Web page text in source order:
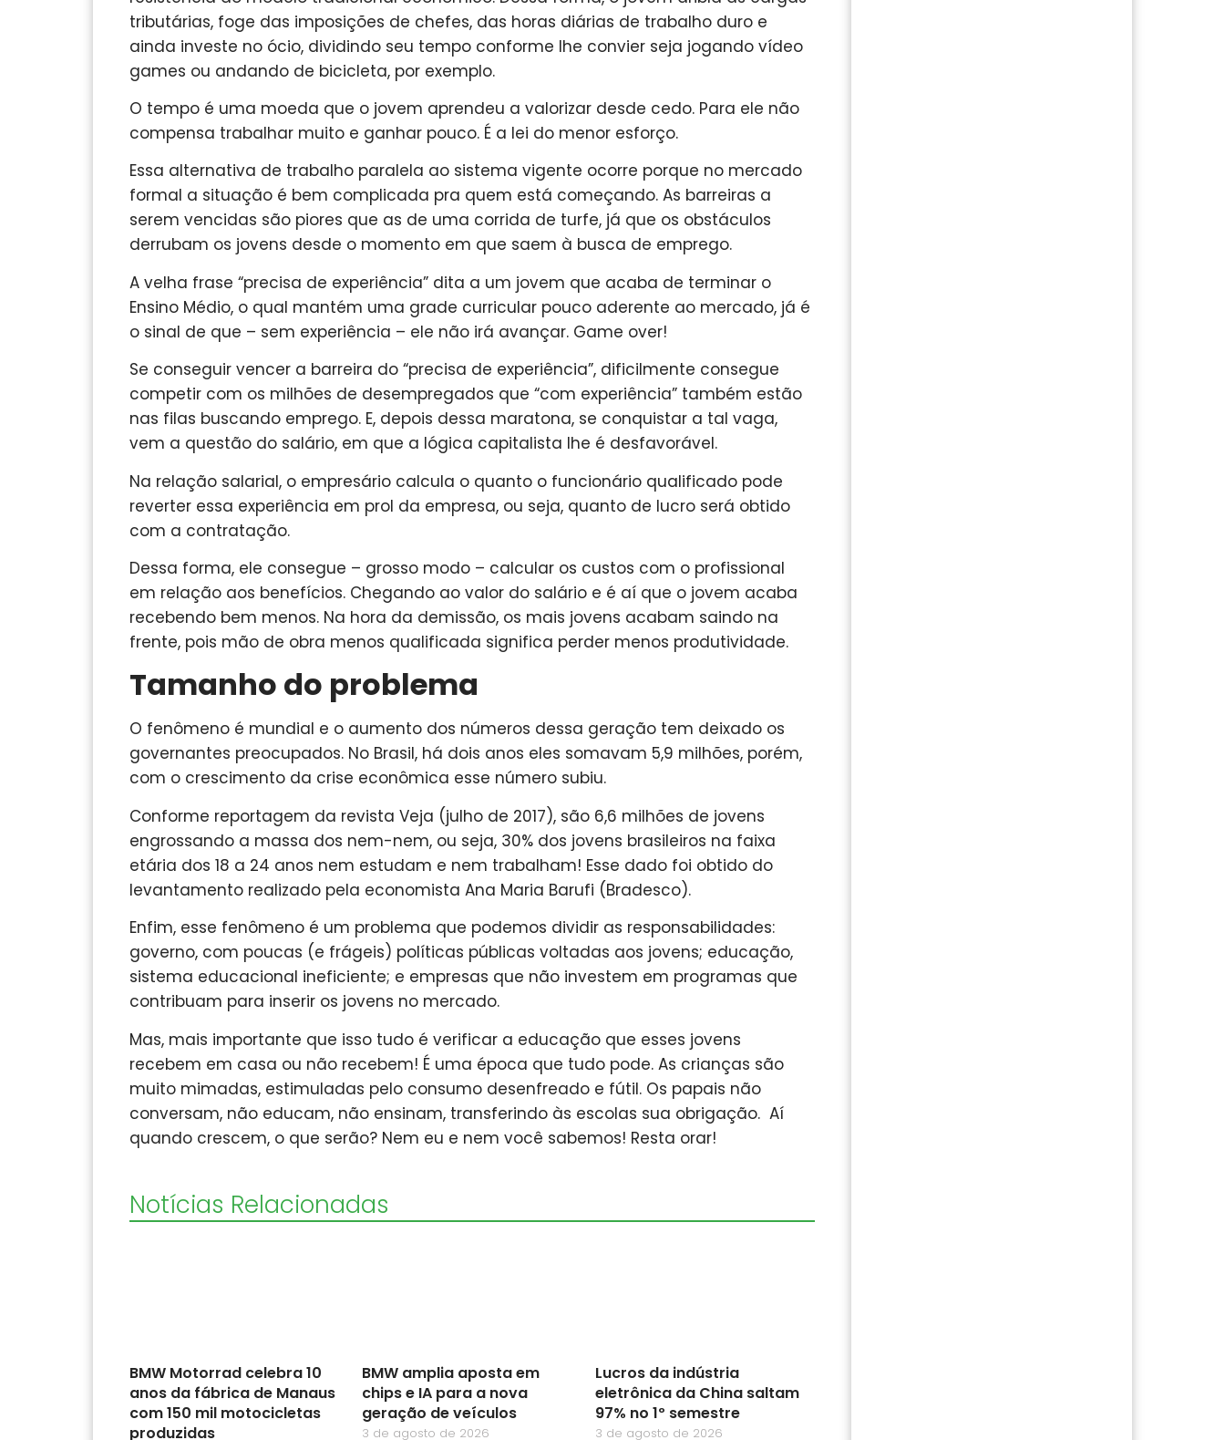
tributárias, foge das imposições de chefes, das horas diárias de trabalho duro e
ainda investe no ócio, dividindo seu tempo conforme lhe convier seja jogando vídeo
games ou andando de bicicleta, por exemplo.
O tempo é uma moeda que o jovem aprendeu a valorizar desde cedo. Para ele não
compensa trabalhar muito e ganhar pouco. É a lei do menor esforço.
Essa alternativa de trabalho paralela ao sistema vigente ocorre porque no mercado
formal a situação é bem complicada pra quem está começando. As barreiras a
serem vencidas são piores que as de uma corrida de turfe, já que os obstáculos
derrubam os jovens desde o momento em que saem à busca de emprego.
A velha frase “precisa de experiência” dita a um jovem que acaba de terminar o
Ensino Médio, o qual mantém uma grade curricular pouco aderente ao mercado, já é
o sinal de que – sem experiência – ele não irá avançar. Game over!
Se conseguir vencer a barreira do “precisa de experiência”, dificilmente consegue
competir com os milhões de desempregados que “com experiência” também estão
nas filas buscando emprego. E, depois dessa maratona, se conquistar a tal vaga,
vem a questão do salário, em que a lógica capitalista lhe é desfavorável.
Na relação salarial, o empresário calcula o quanto o funcionário qualificado pode
reverter essa experiência em prol da empresa, ou seja, quanto de lucro será obtido
com a contratação.
Dessa forma, ele consegue – grosso modo – calcular os custos com o profissional
em relação aos benefícios. Chegando ao valor do salário e é aí que o jovem acaba
recebendo bem menos. Na hora da demissão, os mais jovens acabam saindo na
frente, pois mão de obra menos qualificada significa perder menos produtividade.
Tamanho do problema
O fenômeno é mundial e o aumento dos números dessa geração tem deixado os
governantes preocupados. No Brasil, há dois anos eles somavam 5,9 milhões, porém,
com o crescimento da crise econômica esse número subiu.
Conforme reportagem da revista Veja (julho de 2017), são 6,6 milhões de jovens
engrossando a massa dos nem-nem, ou seja, 30% dos jovens brasileiros na faixa
etária dos 18 a 24 anos nem estudam e nem trabalham! Esse dado foi obtido do
levantamento realizado pela economista Ana Maria Barufi (Bradesco).
Enfim, esse fenômeno é um problema que podemos dividir as responsabilidades:
governo, com poucas (e frágeis) políticas públicas voltadas aos jovens; educação,
sistema educacional ineficiente; e empresas que não investem em programas que
contribuam para inserir os jovens no mercado.
Mas, mais importante que isso tudo é verificar a educação que esses jovens
recebem em casa ou não recebem! É uma época que tudo pode. As crianças são
muito mimadas, estimuladas pelo consumo desenfreado e fútil. Os papais não
conversam, não educam, não ensinam, transferindo às escolas sua obrigação. Aí
quando crescem, o que serão? Nem eu e nem você sabemos! Resta orar!
Notícias Relacionadas
BMW Motorrad celebra 10
anos da fábrica de Manaus
com 150 mil motocicletas
produzidas
BMW amplia aposta em
chips e IA para a nova
geração de veículos
3 de agosto de 2026
Lucros da indústria
eletrônica da China saltam
97% no 1º semestre
3 de agosto de 2026